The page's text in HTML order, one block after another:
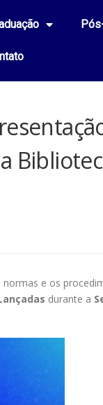
normas e os
durante a